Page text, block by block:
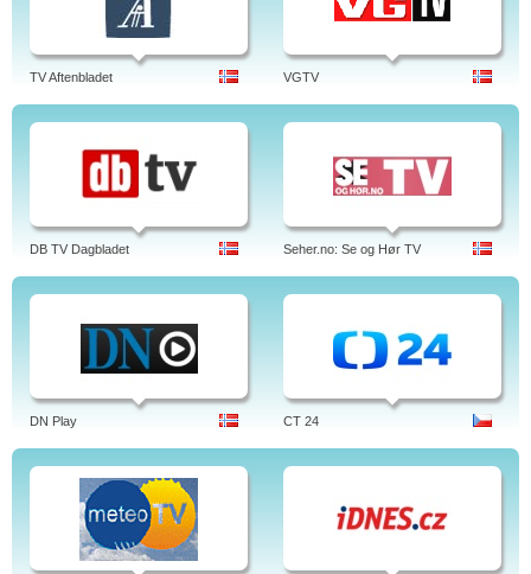
TV Aftenbladet VGTV
DB TV Dagbladet Seher.no: Se og Hør TV
DN Play CT 24